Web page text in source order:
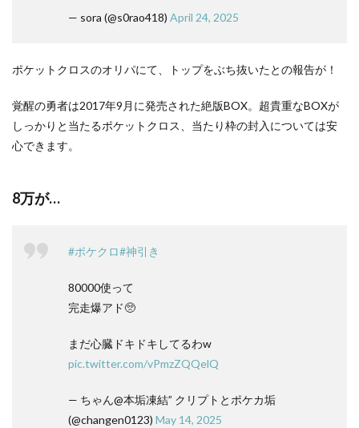
— sora (@s0rao418) April 24, 2025
ポケットクロスのオリパにて、トップをぶち抜いたとの報告が！
覚醒の勇者は2017年9月に発売された絶版BOX。超貴重なBOXが
しっかりと当たるポケットクロス、当たり枠の封入については安
心できます。
8万が…
#ポケクロ#神引き
80000使って
完走爆アド🥺
まだ心臓ドキドキしてるわw
pic.twitter.com/vPmzZQQelQ
— ちゃん@本垢凍結” クリプトとポケカ垢
(@changen0123) May 14, 2025